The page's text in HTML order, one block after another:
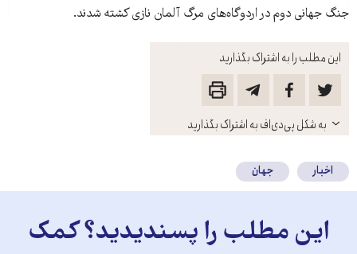
این مطلب را به اشتراک بگذارید
باز
کنید
به شکل پی‌دی‌اف به اشتراک بگذارید
جنگ جهانی دوم در اردوگاه‌های مرگ آلمان نازی کشته شدند.
اخبار جهان
این مطلب را پسندیدید؟ کمک